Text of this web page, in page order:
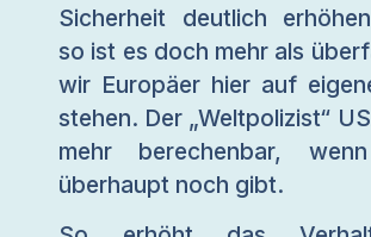
Sicherheit deutlich
so ist es doch mehr als
wir Europäer hier auf
stehen. Der „Weltpolizist“
mehr berechenbar,
überhaupt noch gibt.